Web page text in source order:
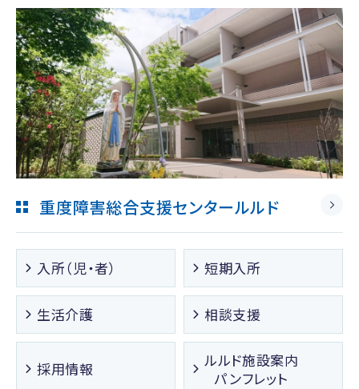
重度障害総合支援センタールルド
入所（児・者） 短期入所
生活介護 相談支援
採用情報
ルルド施設案内
パンフレット